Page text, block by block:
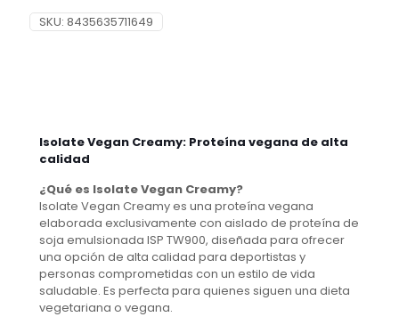
SKU: 8435635711649
Isolate Vegan Creamy: Proteína vegana de alta
calidad
¿Qué es Isolate Vegan Creamy?
Isolate Vegan Creamy es una proteína vegana
elaborada exclusivamente con aislado de proteína de
soja emulsionada ISP TW900, diseñada para ofrecer
una opción de alta calidad para deportistas y
personas comprometidas con un estilo de vida
saludable. Es perfecta para quienes siguen una dieta
vegetariana o vegana.